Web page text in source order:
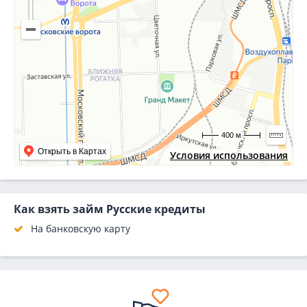
Условия использования
Открыть в Картах
400 м
Как взять займ Русские кредиты
На банковскую карту